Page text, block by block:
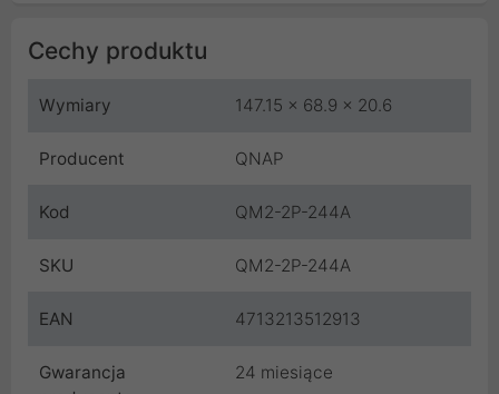
Cechy produktu
Wymiary 147.15 x 68.9 x 20.6
Producent QNAP
Kod QM2-2P-244A
SKU QM2-2P-244A
EAN 4713213512913
Gwarancja
24 miesiące